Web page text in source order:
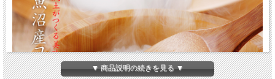
▼ 商品説明の続きを見る ▼